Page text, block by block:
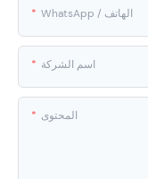
WhatsApp / الهاتف
اسم الشركة
المحتوى